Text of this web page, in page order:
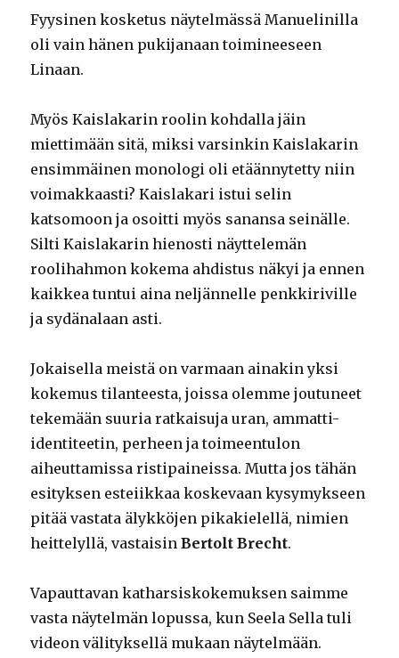
Fyysinen kosketus näytelmässä Manuelinilla
oli vain hänen pukijanaan toimineeseen
Linaan.
Myös Kaislakarin roolin kohdalla jäin
miettimään sitä, miksi varsinkin Kaislakarin
ensimmäinen monologi oli etäännytetty niin
voimakkaasti? Kaislakari istui selin
katsomoon ja osoitti myös sanansa seinälle.
Silti Kaislakarin hienosti näyttelemän
roolihahmon kokema ahdistus näkyi ja ennen
kaikkea tuntui aina neljännelle penkkiriville
ja sydänalaan asti.
Jokaisella meistä on varmaan ainakin yksi
kokemus tilanteesta, joissa olemme joutuneet
tekemään suuria ratkaisuja uran, ammatti-
identiteetin, perheen ja toimeentulon
aiheuttamissa ristipaineissa. Mutta jos tähän
esityksen esteiikkaa koskevaan kysymykseen
pitää vastata älykköjen pikakielellä, nimien
heittelyllä, vastaisinBertolt Brecht.
Vapauttavan katharsiskokemuksen saimme
vasta näytelmän lopussa, kun Seela Sella tuli
videon välityksellä mukaan näytelmään.